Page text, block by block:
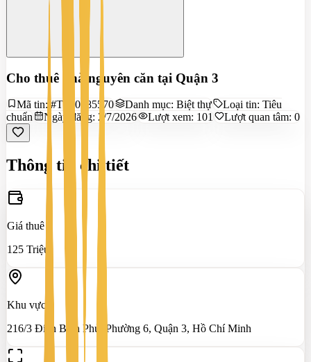
Cho thuê nhà nguyên căn tại Quận 3
Mã tin: #TS90385570 Danh mục: Biệt thự Loại tin: Tiêu
chuẩn
Ngày đăng: 2/7/2026 Lượt xem: 101 Lượt quan tâm: 0
Thông tin chi tiết
Giá thuê
125 Triệu
Khu vực
216/3 Điện Biên Phủ, Phường 6, Quận 3, Hồ Chí Minh